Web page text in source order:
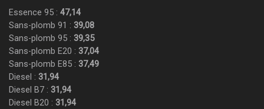
Essence 95 : 47,14
Sans-plomb 91 : 39,08
Sans-plomb 95 : 39,35
Sans-plomb E20 : 37,04
Sans-plomb E85 : 37,49
Diesel : 31,94
Diesel B7 : 31,94
Diesel B20 : 31,94